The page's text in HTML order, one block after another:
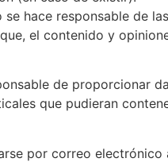
se hace responsable de
el contenido y
de proporcionar
que pudieran
por correo